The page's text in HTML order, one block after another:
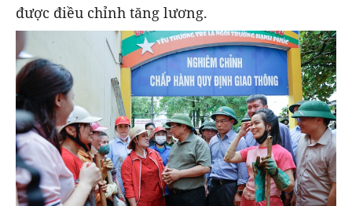
được điều chỉnh tăng lương.